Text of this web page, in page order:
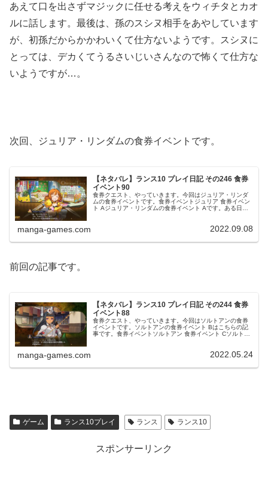
あえて口を出さずマジックに任せる考えをウィチタとカオ
ルに話します。最後は、孫のスシヌ相手をあやしています
が、初孫だからかかわいくて仕方ないようです。スシヌに
とっては、デカくてうるさいじいさんなので怖くて仕方な
いようですが…。
次回、ジュリア・リンダムの食券イベントです。
【ネタバレ】ランス10 プレイ日記 その246 食券
イベント90
食券クエスト、やっていきます。今回はジュリア・リンダ
ムの食券イベントです。食券イベントジュリア 食券イベン
ト Aジュリア・リンダムの食券イベント Aです。ある日、
manga-games.com 2022.09.08
前回の記事です。
【ネタバレ】ランス10 プレイ日記 その244 食券
イベント88
食券クエスト、やっていきます。今回はソルトアンの食券
イベントです。ソルトアンの食券イベント Bはこちらの記
事です。食券イベントソルトアン 食券イベント Cソルトア
manga-games.com 2022.05.24
ゲーム ランス10プレイ ランス ランス10
スポンサーリンク